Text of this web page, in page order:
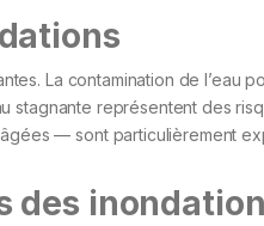
La contamination de l’eau
stagnante représentent des
— sont particulièrement
des